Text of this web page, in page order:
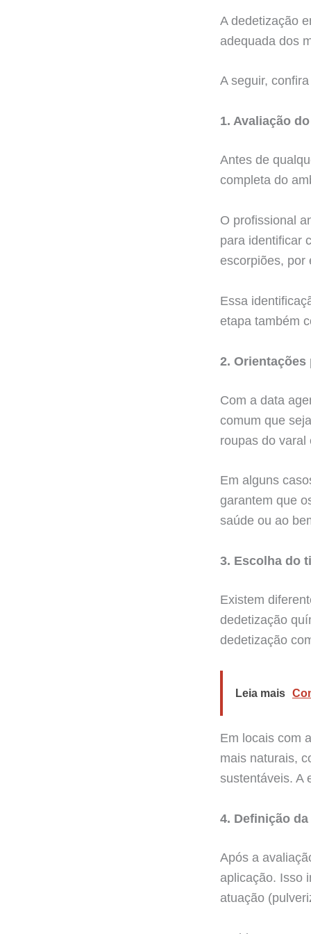
A dedetização
adequada dos
A seguir,
1. Avaliação
Antes de
completa do
O profissional
para identificar
escorpiões, por
Essa
etapa também
2. Orientações
Com a data
comum que
roupas do varal
Em alguns
garantem que
saúde ou ao
3. Escolha do
Existem
dedetização
dedetização
Leia mais
Em locais com
mais naturais,
sustentáveis. A
4. Definição
Após a
aplicação. Isso
atuação